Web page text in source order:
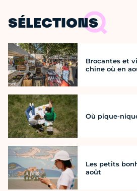
SÉLECTIONS
Brocantes et
chine où en
Où pique-
Les petits
août